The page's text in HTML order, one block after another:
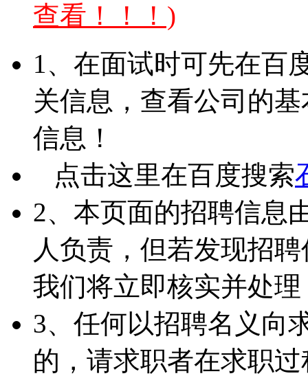
查看！！！)
1、在面试时可先在百
关信息，查看公司的
信息！
点击这里在百度搜索
2、本页面的招聘信息
人负责，但若发现招
我们将立即核实并处理
3、任何以招聘名义向
的，请求职者在求职